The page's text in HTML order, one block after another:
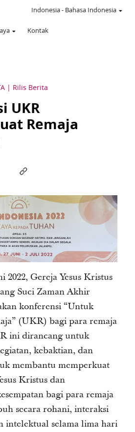
Kontak
Indonesia- Bahasa Indonesia
Rilis Berita
UKR
Remaja
2022, Gereja Yesus Kristus
Suci Zaman Akhir
konferensi “Untuk
(UKR) bagi para remaja
ini dirancang untuk
kebaktian, dan
membantu memperkuat
Kristus dan
bagi para remaja
secara rohani, interaksi
intelektual selama lima hari